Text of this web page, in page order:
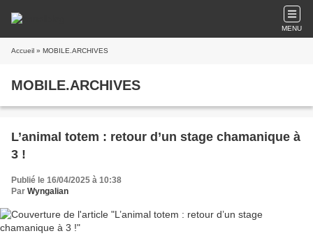
MENU
Accueil » MOBILE.ARCHIVES
MOBILE.ARCHIVES
L’animal totem : retour d’un stage chamanique à
3 !
Publié le 16/04/2025 à 10:38
Par Wyngalian